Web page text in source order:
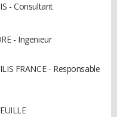
- Consultant
- Ingenieur
FRANCE - Responsable